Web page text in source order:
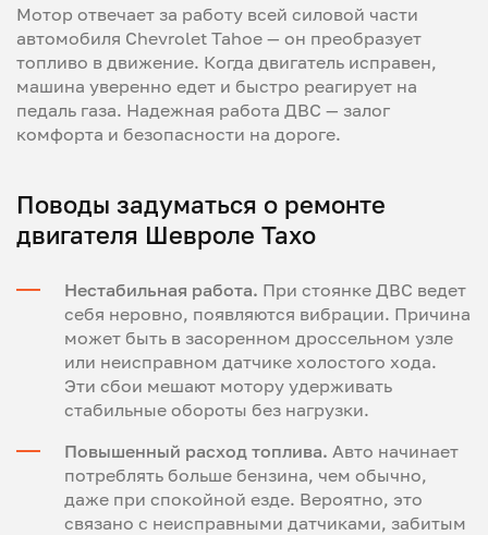
Мотор отвечает за работу всей силовой части
автомобиля Chevrolet Tahoe — он преобразует
топливо в движение. Когда двигатель исправен,
машина уверенно едет и быстро реагирует на
педаль газа. Надежная работа ДВС — залог
комфорта и безопасности на дороге.
Поводы задуматься о ремонте
двигателя Шевроле Тахо
Нестабильная работа. При стоянке ДВС ведет
себя неровно, появляются вибрации. Причина
может быть в засоренном дроссельном узле
или неисправном датчике холостого хода.
Эти сбои мешают мотору удерживать
стабильные обороты без нагрузки.
Повышенный расход топлива. Авто начинает
потреблять больше бензина, чем обычно,
даже при спокойной езде. Вероятно, это
связано с неисправными датчиками, забитым